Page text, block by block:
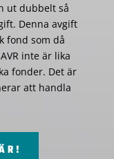
ut dubbelt så
Denna avgift
fond som då
inte är lika
fonder. Det är
att handla